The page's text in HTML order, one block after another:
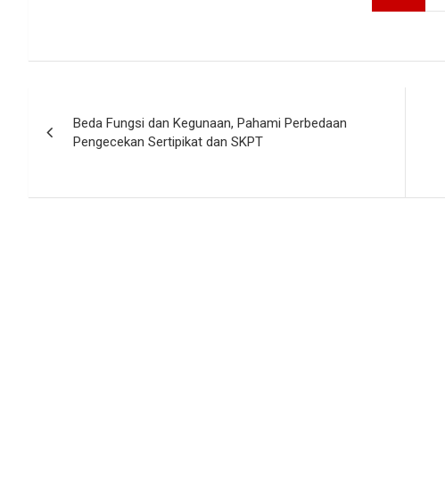
pos
Beda Fungsi dan Kegunaan, Pahami Perbedaan
Pengecekan Sertipikat dan SKPT